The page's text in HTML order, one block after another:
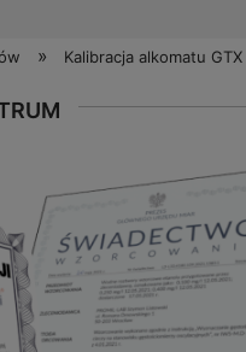
» Kalibracja alkomatu